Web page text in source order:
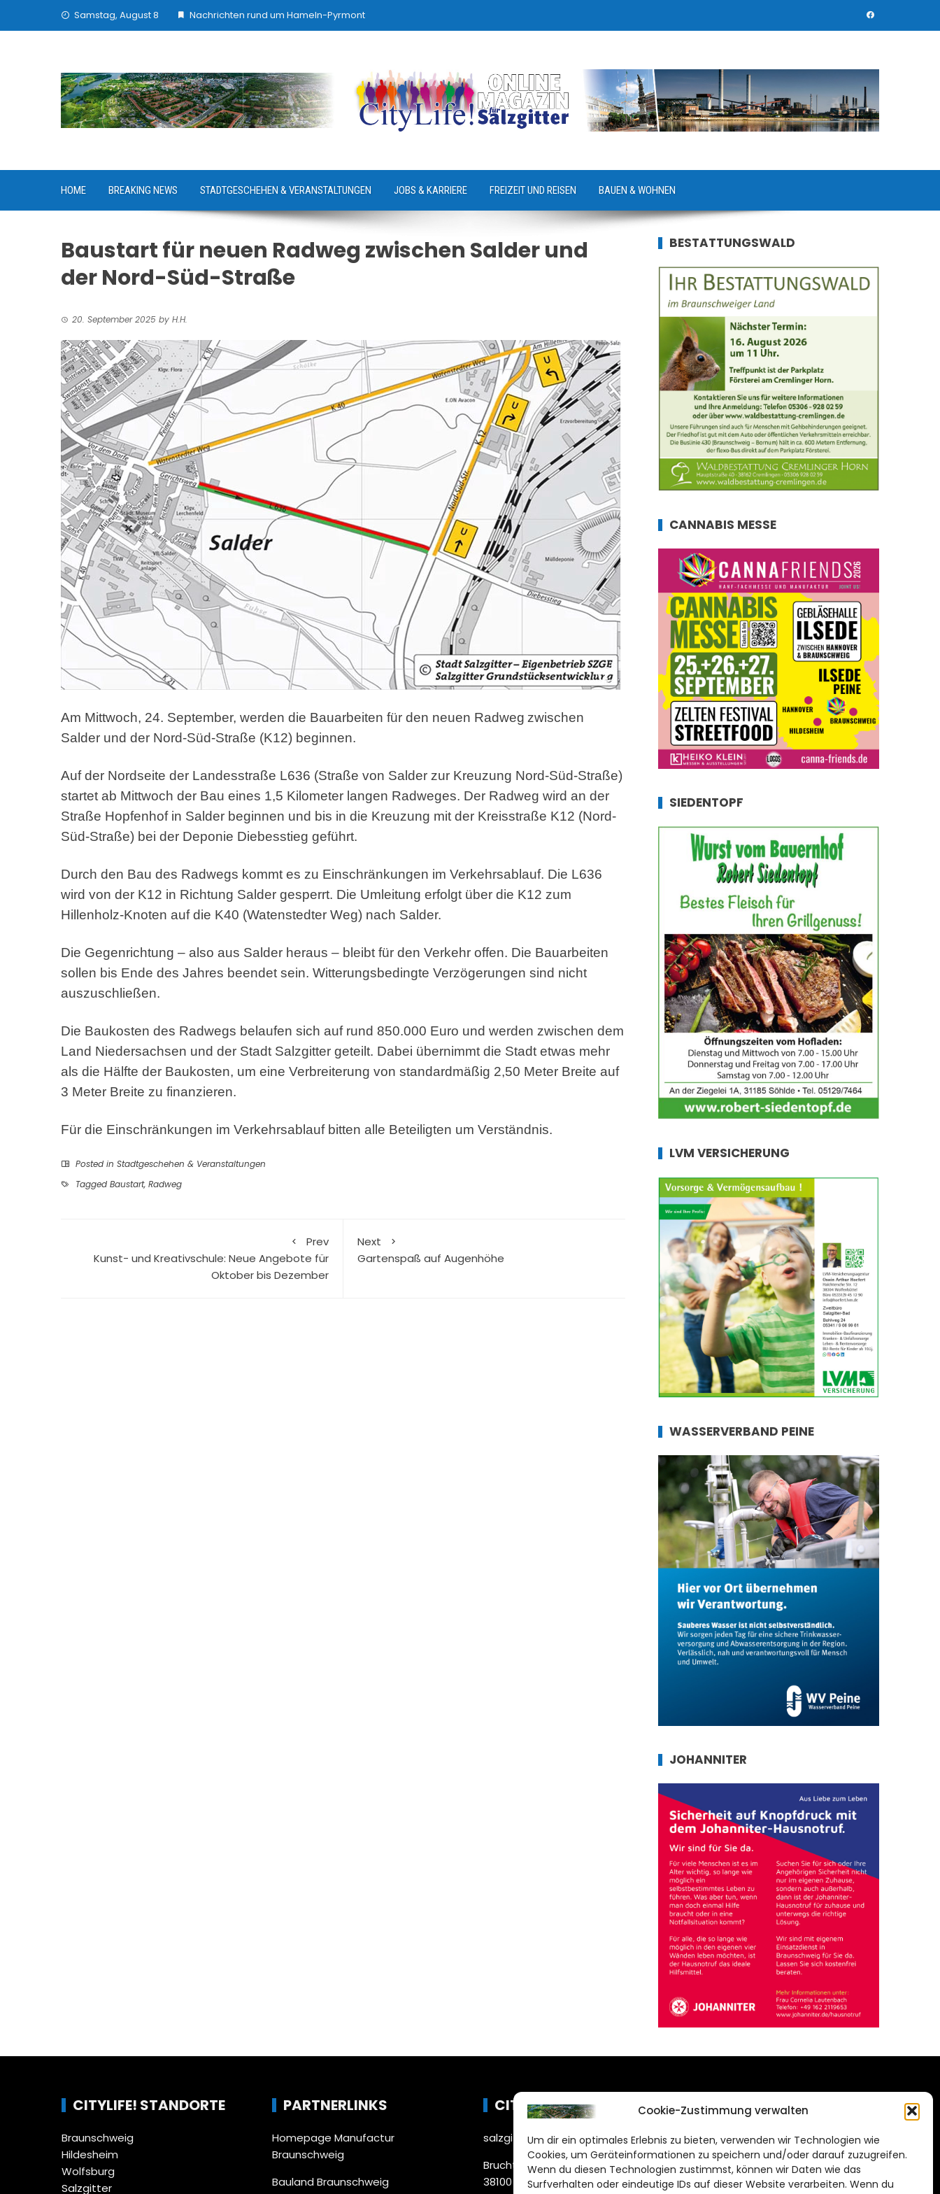
Cookie-Zustimmung verwalten
Um dir ein optimales Erlebnis zu bieten, verwenden wir Technologien wie
Cookies, um Geräteinformationen zu speichern und/oder darauf zuzugreifen.
Wenn du diesen Technologien zustimmst, können wir Daten wie das
Surfverhalten oder eindeutige IDs auf dieser Website verarbeiten. Wenn du
Samstag, August 8 Nachrichten rund um Hameln-Pyrmont
HOME BREAKING NEWS STADTGESCHEHEN & VERANSTALTUNGEN JOBS & KARRIERE FREIZEIT UND REISEN BAUEN & WOHNEN
Baustart für neuen Radweg zwischen Salder und
der Nord-Süd-Straße
20. September 2025 by H.H.
Am Mittwoch, 24. September, werden die Bauarbeiten für den neuen Radweg zwischen
Salder und der Nord-Süd-Straße (K12) beginnen.
Auf der Nordseite der Landesstraße L636 (Straße von Salder zur Kreuzung Nord-Süd-Straße)
startet ab Mittwoch der Bau eines 1,5 Kilometer langen Radweges. Der Radweg wird an der
Straße Hopfenhof in Salder beginnen und bis in die Kreuzung mit der Kreisstraße K12 (Nord-
Süd-Straße) bei der Deponie Diebesstieg geführt.
Durch den Bau des Radwegs kommt es zu Einschränkungen im Verkehrsablauf. Die L636
wird von der K12 in Richtung Salder gesperrt. Die Umleitung erfolgt über die K12 zum
Hillenholz-Knoten auf die K40 (Watenstedter Weg) nach Salder.
Die Gegenrichtung – also aus Salder heraus – bleibt für den Verkehr offen. Die Bauarbeiten
sollen bis Ende des Jahres beendet sein. Witterungsbedingte Verzögerungen sind nicht
auszuschließen.
Die Baukosten des Radwegs belaufen sich auf rund 850.000 Euro und werden zwischen dem
Land Niedersachsen und der Stadt Salzgitter geteilt. Dabei übernimmt die Stadt etwas mehr
als die Hälfte der Baukosten, um eine Verbreiterung von standardmäßig 2,50 Meter Breite auf
3 Meter Breite zu finanzieren.
Für die Einschränkungen im Verkehrsablauf bitten alle Beteiligten um Verständnis.
Posted in Stadtgeschehen & Veranstaltungen
Tagged Baustart, Radweg
Prev
Kunst- und Kreativschule: Neue Angebote für
Oktober bis Dezember
Next
Gartenspaß auf Augenhöhe
BESTATTUNGSWALD
CANNABIS MESSE
SIEDENTOPF
LVM VERSICHERUNG
WASSERVERBAND PEINE
JOHANNITER
CITYLIFE! STANDORTE
Braunschweig
Hildesheim
Wolfsburg
Salzgitter
PARTNERLINKS
Homepage Manufactur
Braunschweig
Bauland Braunschweig
CITYLIFE!
salzgitter@citylifemedien.de
Bruchtorwall 12
38100 Braunschweig
DAS STADTMAGAZIN
FÜR SALZGITTER
Impressum
Datenschutzerklärung
Cookie Richtlinie